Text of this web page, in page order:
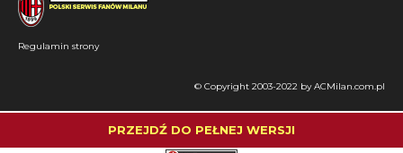
Regulamin strony
© Copyright 2003-2022 by ACMilan.com.pl
PRZEJDŹ DO PEŁNEJ WERSJI